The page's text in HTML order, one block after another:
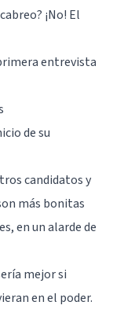
¡No! El
entrevista
de su
candidatos y
más bonitas
en un alarde de
mejor si
en el poder.